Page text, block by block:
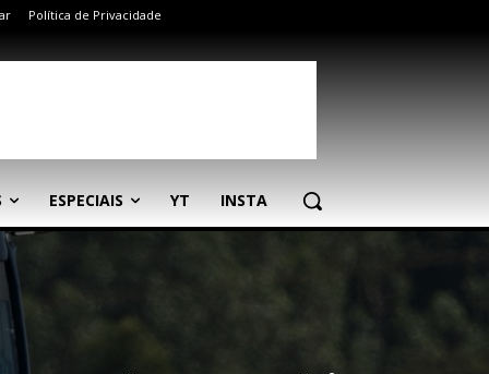
Política de Privacidade
ESPECIAIS YT INSTA